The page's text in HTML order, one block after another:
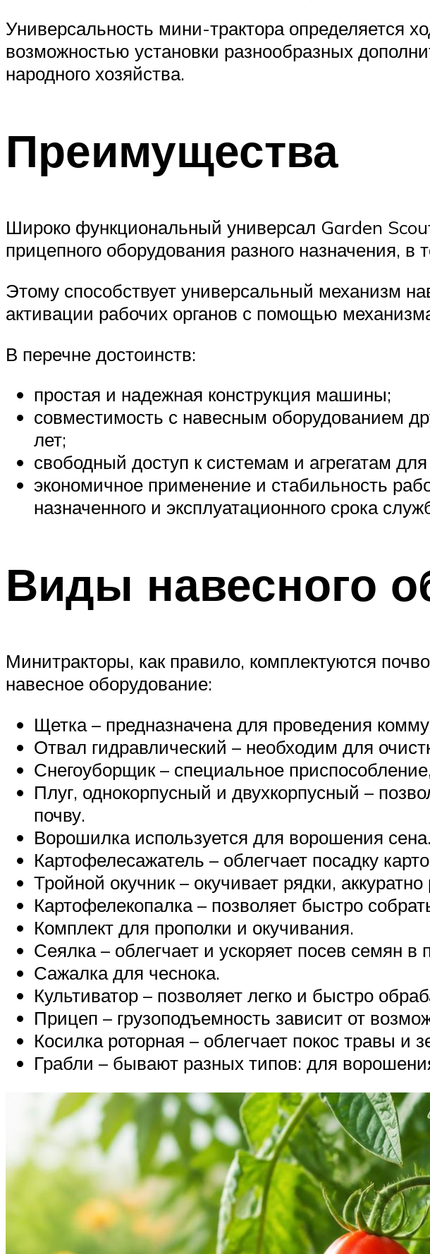
Универсальность мини-трактора определяется
возможностью установки разнообразных
народного хозяйства.
Преимущества
Широко функциональный универсал Garden
прицепного оборудования разного назначения, в
Этому способствует универсальный механизм
активации рабочих органов с помощью
В перечне достоинств:
простая и надежная конструкция машины;
совместимость с навесным оборудованием
лет;
свободный доступ к системам и агрегатам
экономичное применение и стабильность
назначенного и эксплуатационного срока
Виды навесного
Минитракторы, как правило, комплектуются
навесное оборудование:
Щетка – предназначена для проведения
Отвал гидравлический – необходим для
Снегоуборщик – специальное
Плуг, однокорпусный и двухкорпусный –
почву.
Ворошилка используется для ворошения сена.
Картофелесажатель – облегчает посадку
Тройной окучник – окучивает рядки,
Картофелекопалка – позволяет быстро
Комплект для прополки и окучивания.
Сеялка – облегчает и ускоряет посев семян в
Сажалка для чеснока.
Культиватор – позволяет легко и быстро
Прицеп – грузоподъемность зависит от
Косилка роторная – облегчает покос травы и
Грабли – бывают разных типов: для